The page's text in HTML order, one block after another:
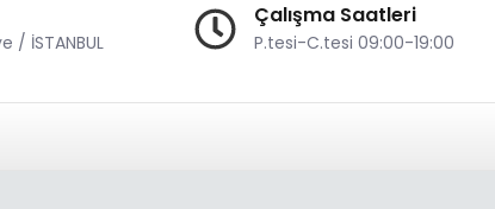
/ İSTANBUL
Çalışma Saatleri
P.tesi-C.tesi 09:00-19:00